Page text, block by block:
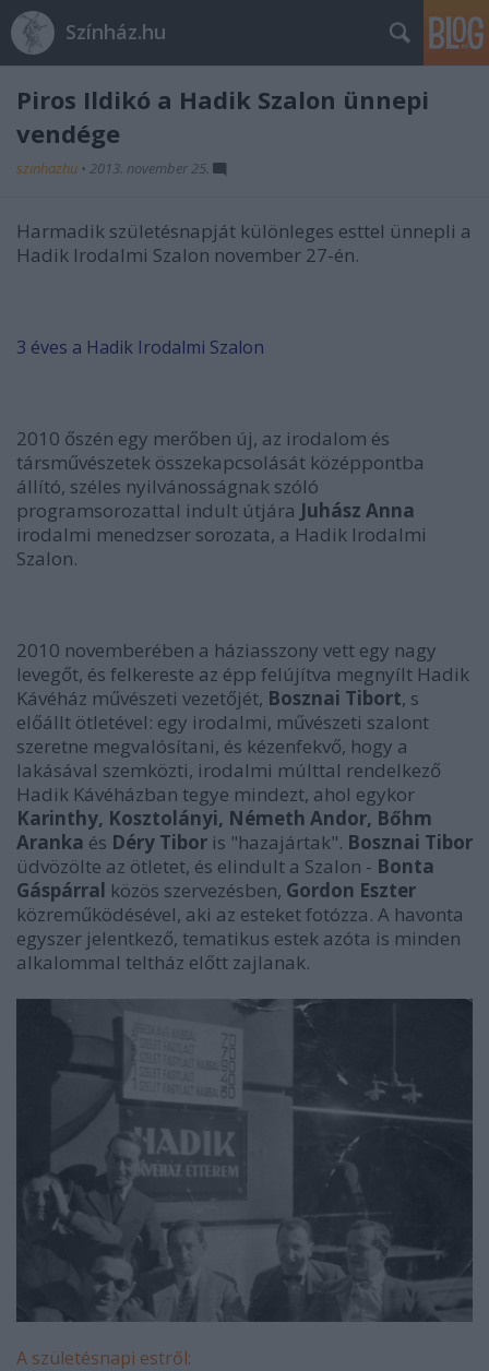
Színház.hu
Piros Ildikó a Hadik Szalon ünnepi
vendége
szinhazhu • 2013. november 25.
Harmadik születésnapját különleges esttel ünnepli a
Hadik Irodalmi Szalon november 27-én.
3 éves a Hadik Irodalmi Szalon
2010 őszén egy merőben új, az irodalom és
társművészetek összekapcsolását középpontba
állító, széles nyilvánosságnak szóló
programsorozattal indult útjára Juhász Anna
irodalmi menedzser sorozata, a Hadik Irodalmi
Szalon.
2010 novemberében a háziasszony vett egy nagy
levegőt, és felkereste az épp felújítva megnyílt Hadik
Kávéház művészeti vezetőjét, Bosznai Tibort, s
előállt ötletével: egy irodalmi, művészeti szalont
szeretne megvalósítani, és kézenfekvő, hogy a
lakásával szemközti, irodalmi múlttal rendelkező
Hadik Kávéházban tegye mindezt, ahol egykor
Karinthy, Kosztolányi, Németh Andor, Bőhm
Aranka és Déry Tibor is "hazajártak". Bosznai Tibor
üdvözölte az ötletet, és elindult a Szalon - Bonta
Gáspárral közös szervezésben, Gordon Eszter
közreműködésével, aki az esteket fotózza. A havonta
egyszer jelentkező, tematikus estek azóta is minden
alkalommal teltház előtt zajlanak.
A születésnapi estről: